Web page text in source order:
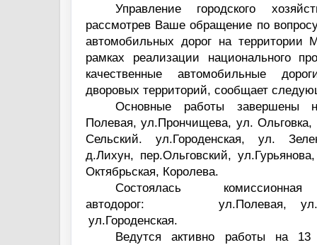
Управление городского
рассмотрев Ваше обращение по
автомобильных дорог на территории
рамках реализации национального
качественные автомобильные
дворовых территорий, сообщает
Основные работы завершены
Полевая, ул.Прончищева, ул. Ольговка,
Сельский. ул.Городенская, ул.
д.Лихун, пер.Ольговский,
Октябрьская, Королева.
Состоялась
автодорог:
ул.Полевая,
ул.Городенская.
Ведутся активно работы на 13